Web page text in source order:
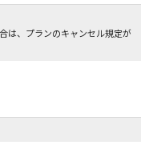
は、プランのキャンセル規定が